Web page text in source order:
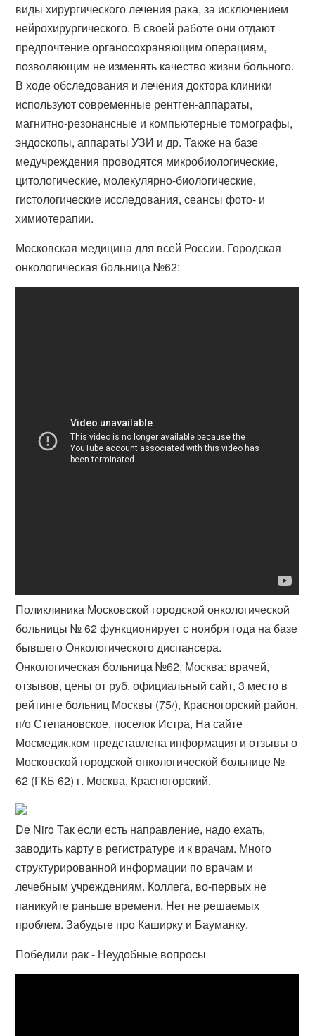
виды хирургического лечения рака, за исключением
нейрохирургического. В своей работе они отдают
предпочтение органосохраняющим операциям,
позволяющим не изменять качество жизни больного.
В ходе обследования и лечения доктора клиники
используют современные рентген-аппараты,
магнитно-резонансные и компьютерные томографы,
эндоскопы, аппараты УЗИ и др. Также на базе
медучреждения проводятся микробиологические,
цитологические, молекулярно-биологические,
гистологические исследования, сеансы фото- и
химиотерапии.
Московская медицина для всей России. Городская
онкологическая больница №62:
Поликлиника Московской городской онкологической
больницы № 62 функционирует с ноября года на базе
бывшего Онкологического диспансера.
Онкологическая больница №62, Москва: врачей,
отзывов, цены от руб. официальный сайт, 3 место в
рейтинге больниц Москвы (75/), Красногорский район,
п/о Степановское, поселок Истра, На сайте
Мосмедик.ком представлена информация и отзывы о
Московской городской онкологической больнице №
62 (ГКБ 62) г. Москва, Красногорский​.
De Niro Так если есть направление, надо ехать,
заводить карту в регистратуре и к врачам. Много
структурированной информации по врачам и
лечебным учреждениям. Коллега, во-первых не
паникуйте раньше времени. Нет не решаемых
проблем. Забудьте про Каширку и Бауманку.
Победили рак - Неудобные вопросы